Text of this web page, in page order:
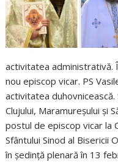
activitatea administrativă.
nou episcop vicar. PS
activitatea
Clujului, Maramureșului și
postul de episcop vicar la
Sfântului Sinod al Bisericii
în ședință plenară în 13